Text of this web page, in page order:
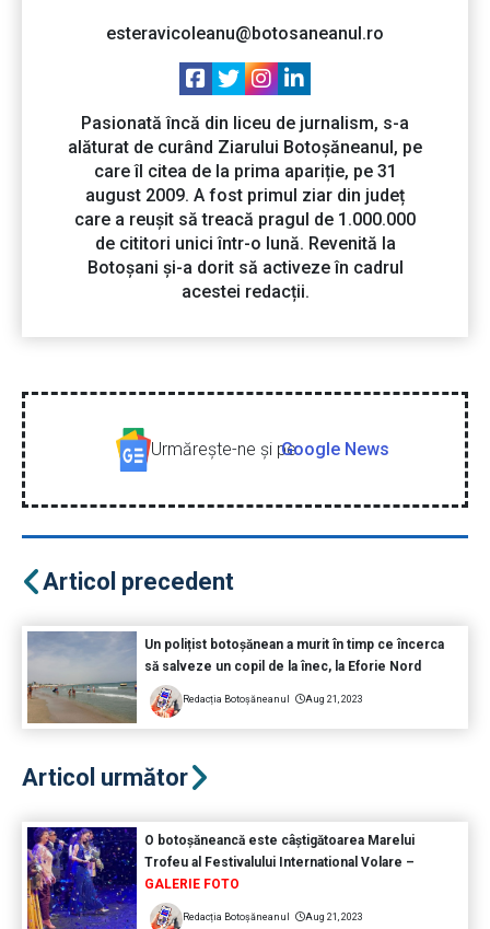
esteravicoleanu@botosaneanul.ro
Pasionată încă din liceu de jurnalism, s-a
alăturat de curând Ziarului Botoșăneanul, pe
care îl citea de la prima apariție, pe 31
august 2009. A fost primul ziar din județ
care a reușit să treacă pragul de 1.000.000
de cititori unici într-o lună. Revenită la
Botoșani și-a dorit să activeze în cadrul
acestei redacții.
Urmăreşte-ne şi peGoogle News
Articol precedent
Un polițist botoșănean a murit în timp ce încerca
să salveze un copil de la înec, la Eforie Nord
Redacția Botoșăneanul Aug 21, 2023
Articol următor
O botoșăneancă este câștigătoarea Marelui
Trofeu al Festivalului International Volare –
GALERIE FOTO
Redacția Botoșăneanul Aug 21, 2023